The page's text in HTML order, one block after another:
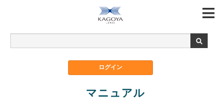
マニュアル